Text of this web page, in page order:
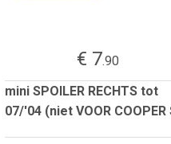
€ 7.90
mini SPOILER RECHTS tot
07/'04 (niet VOOR COOPER